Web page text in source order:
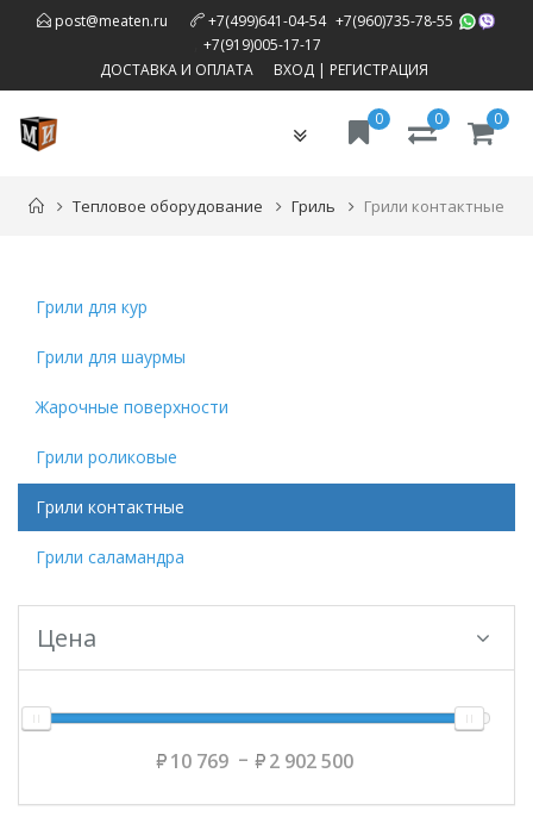
post@meaten.ru +7(499)641-04-54, +7(960)735-78-55
+7(919)005-17-17
ДОСТАВКА И ОПЛАТА
ВХОД| РЕГИСТРАЦИЯ
Toggle
0
0
0
Тепловое оборудование Гриль Грили контактные
Грили для кур
Грили для шаурмы
Жарочные поверхности
Грили роликовые
Грили контактные
Грили саламандра
Цена
10 769 2 902 500